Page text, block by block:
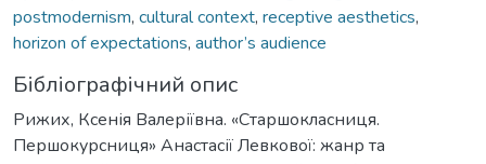
postmodernism, cultural context, receptive aesthetics,
horizon of expectations, author’s audience
Бібліографічний опис
Рижих, Ксенія Валеріївна. «Старшокласниця.
Першокурсниця» Анастасії Левкової: жанр та